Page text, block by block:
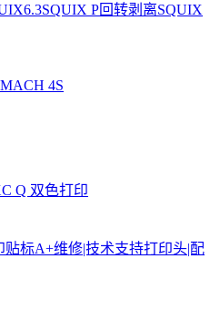
SQUIX P回转剥离SQUIX
MACH 4S
Q 双色打印
贴标A+维修|技术支持打印头|配